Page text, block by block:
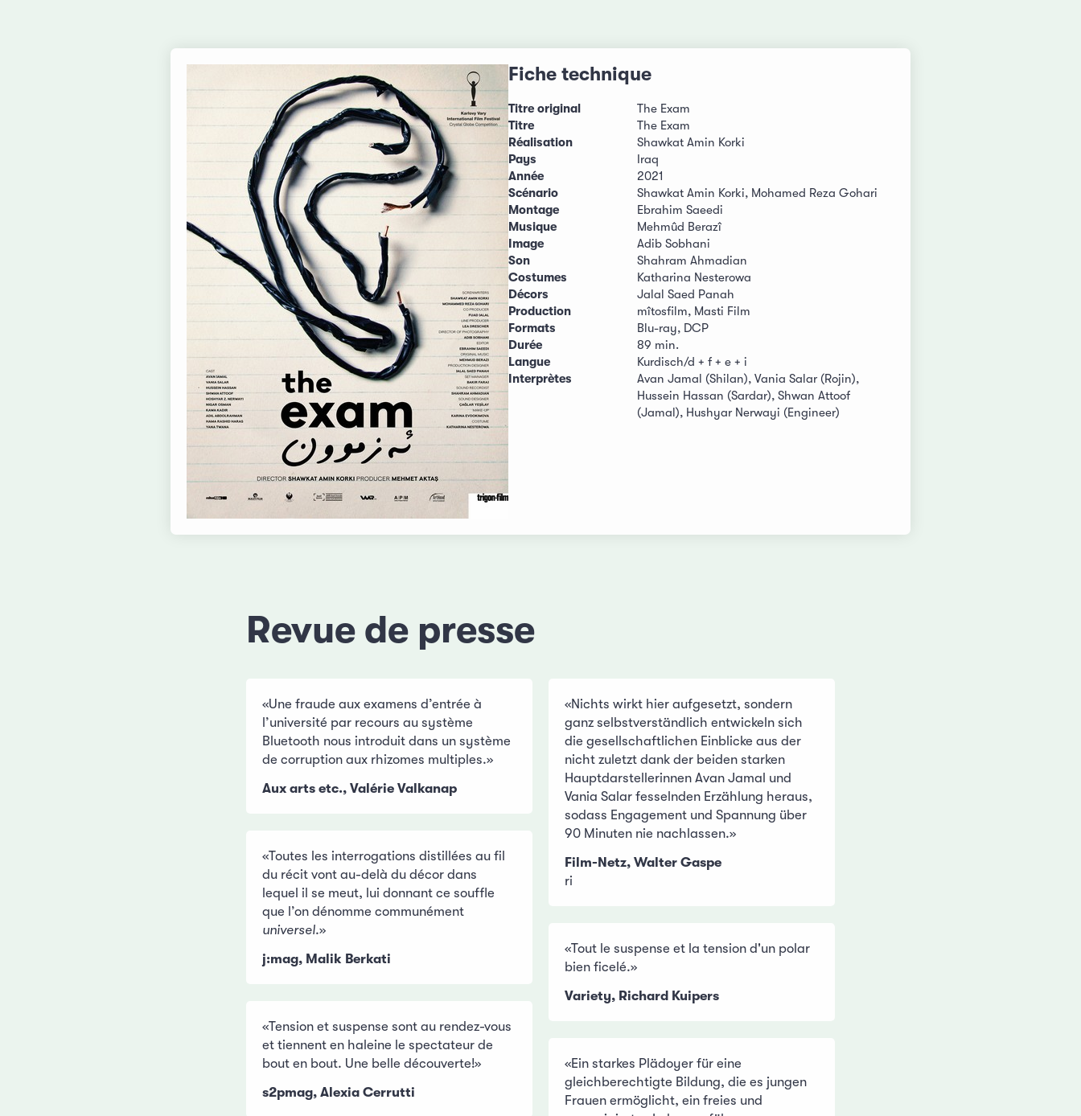
Fiche technique
Titre original
The Exam
Titre
The Exam
Réalisation
Shawkat Amin Korki
Pays
Iraq
Année
2021
Scénario
Shawkat Amin Korki, Mohamed Reza Gohari
Montage
Ebrahim Saeedi
Musique
Mehmûd Berazî
Image
Adib Sobhani
Son
Shahram Ahmadian
Costumes
Katharina Nesterowa
Décors
Jalal Saed Panah
Production
mîtosfilm, Masti Film
Formats
Blu-ray, DCP
Durée
89 min.
Langue
Kurdisch/d + f + e + i
Interprètes
Avan Jamal (Shilan), Vania Salar (Rojin),
Hussein Hassan (Sardar), Shwan Attoof
(Jamal), Hushyar Nerwayi (Engineer)
Revue de presse
«Une fraude aux examens d’entrée à
l’université par recours au système
Bluetooth nous introduit dans un système
de corruption aux rhizomes multiples.»
Aux arts etc., Valérie Valkanap
«Toutes les interrogations distillées au fil
du récit vont au-delà du décor dans
lequel il se meut, lui donnant ce souffle
que l’on dénomme communément
universel.»
j:mag, Malik Berkati
«Tension et suspense sont au rendez-vous
et tiennent en haleine le spectateur de
bout en bout. Une belle découverte!»
s2pmag, Alexia Cerrutti
«Nichts wirkt hier aufgesetzt, sondern
ganz selbstverständlich entwickeln sich
die gesellschaftlichen Einblicke aus der
nicht zuletzt dank der beiden starken
Hauptdarstellerinnen Avan Jamal und
Vania Salar fesselnden Erzählung heraus,
sodass Engagement und Spannung über
90 Minuten nie nachlassen.»
Film-Netz, Walter Gaspe
ri
«Tout le suspense et la tension d'un polar
bien ficelé.»
Variety, Richard Kuipers
«Ein starkes Plädoyer für eine
gleichberechtigte Bildung, die es jungen
Frauen ermöglicht, ein freies und